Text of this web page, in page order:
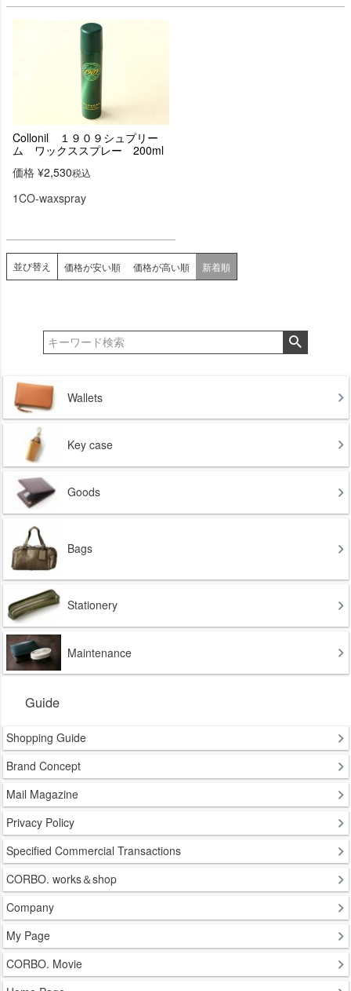
Collonil １９０９シュプリー
ム ワックススプレー 200ml
価格 ¥2,530税込
1CO-waxspray
並び替え 価格が安い順 価格が高い順 新着順
Wallets
Key case
Goods
Bags
Stationery
Maintenance
Guide
Shopping Guide
Brand Concept
Mail Magazine
Privacy Policy
Specified Commercial Transactions
CORBO. works＆shop
Company
My Page
CORBO. Movie